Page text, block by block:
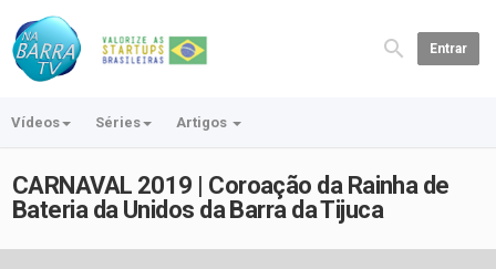
Entrar
Vídeos Séries Artigos
CARNAVAL 2019 | Coroação da Rainha de
Bateria da Unidos da Barra da Tijuca